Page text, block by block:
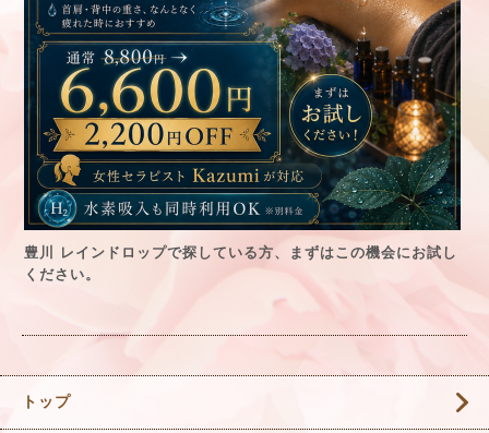
豊川
レインドロップで探している方、まずはこの機会にお試し
ください。
トップ